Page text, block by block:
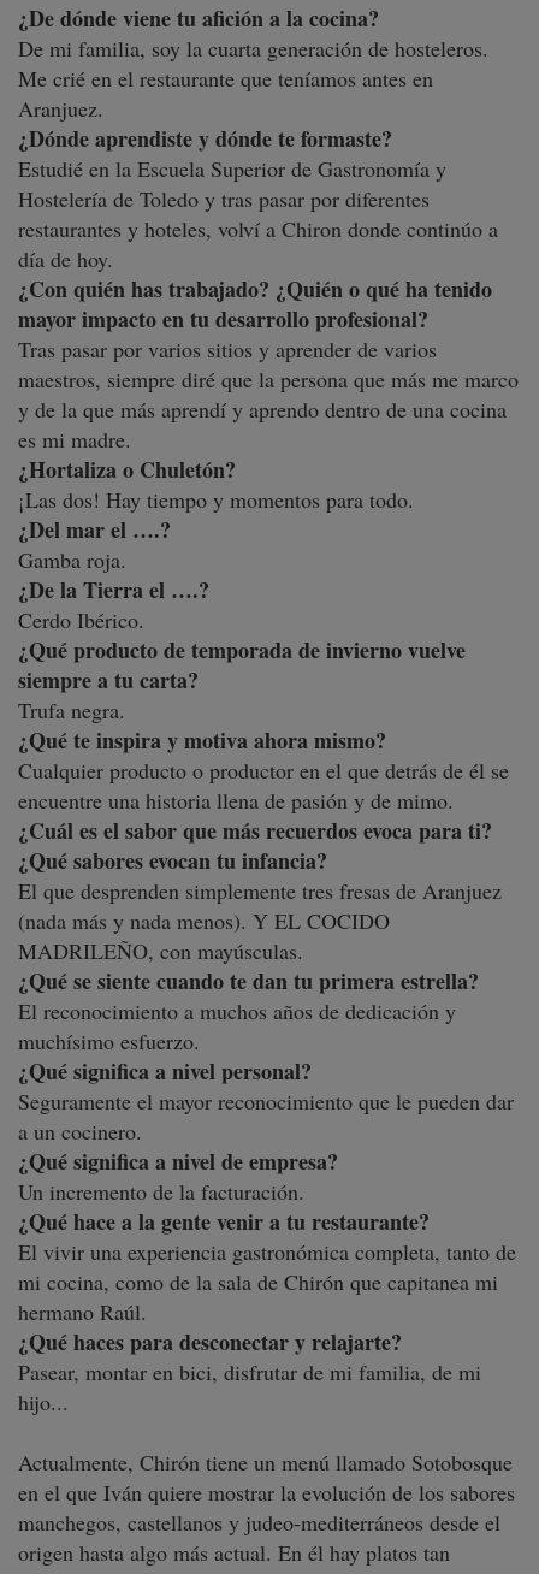
¿De dónde viene tu afición a la cocina?
De mi familia, soy la cuarta generación de hosteleros.
Me crié en el restaurante que teníamos antes en
Aranjuez.
¿Dónde aprendiste y dónde te formaste?
Estudié en la Escuela Superior de Gastronomía y
Hostelería de Toledo y tras pasar por diferentes
restaurantes y hoteles, volví a Chiron donde continúo a
día de hoy.
¿Con quién has trabajado? ¿Quién o qué ha tenido
mayor impacto en tu desarrollo profesional?
Tras pasar por varios sitios y aprender de varios
maestros, siempre diré que la persona que más me marco
y de la que más aprendí y aprendo dentro de una cocina
es mi madre.
¿Hortaliza o Chuletón?
¡Las dos! Hay tiempo y momentos para todo.
¿Del mar el ….?
Gamba roja.
¿De la Tierra el ….?
Cerdo Ibérico.
¿Qué producto de temporada de invierno vuelve
siempre a tu carta?
Trufa negra.
¿Qué te inspira y motiva ahora mismo?
Cualquier producto o productor en el que detrás de él se
encuentre una historia llena de pasión y de mimo.
¿Cuál es el sabor que más recuerdos evoca para ti?
¿Qué sabores evocan tu infancia?
El que desprenden simplemente tres fresas de Aranjuez
(nada más y nada menos). Y EL COCIDO
MADRILEÑO, con mayúsculas.
¿Qué se siente cuando te dan tu primera estrella?
El reconocimiento a muchos años de dedicación y
muchísimo esfuerzo.
¿Qué significa a nivel personal?
Seguramente el mayor reconocimiento que le pueden dar
a un cocinero.
¿Qué significa a nivel de empresa?
Un incremento de la facturación.
¿Qué hace a la gente venir a tu restaurante?
El vivir una experiencia gastronómica completa, tanto de
mi cocina, como de la sala de Chirón que capitanea mi
hermano Raúl.
¿Qué haces para desconectar y relajarte?
Pasear, montar en bici, disfrutar de mi familia, de mi
hijo...
Actualmente, Chirón tiene un menú llamado Sotobosque
en el que Iván quiere mostrar la evolución de los sabores
manchegos, castellanos y judeo-mediterráneos desde el
origen hasta algo más actual. En él hay platos tan